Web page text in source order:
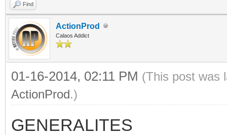
Find
ActionProd
Calaos Addict
01-16-2014, 02:11 PM (This post was
ActionProd.)
GENERALITES